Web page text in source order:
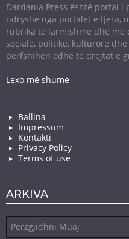
Dardania Press është portal
ndryshe nga portalet e tjera,
rubrika të larmishme dhe me
sociale, politike, kulturore
përfshihen edhe të drejtat e
Lexo më shumë
Ballina
Impressum
Kontakti
Privacy Policy
Terms of use
ARKIVA